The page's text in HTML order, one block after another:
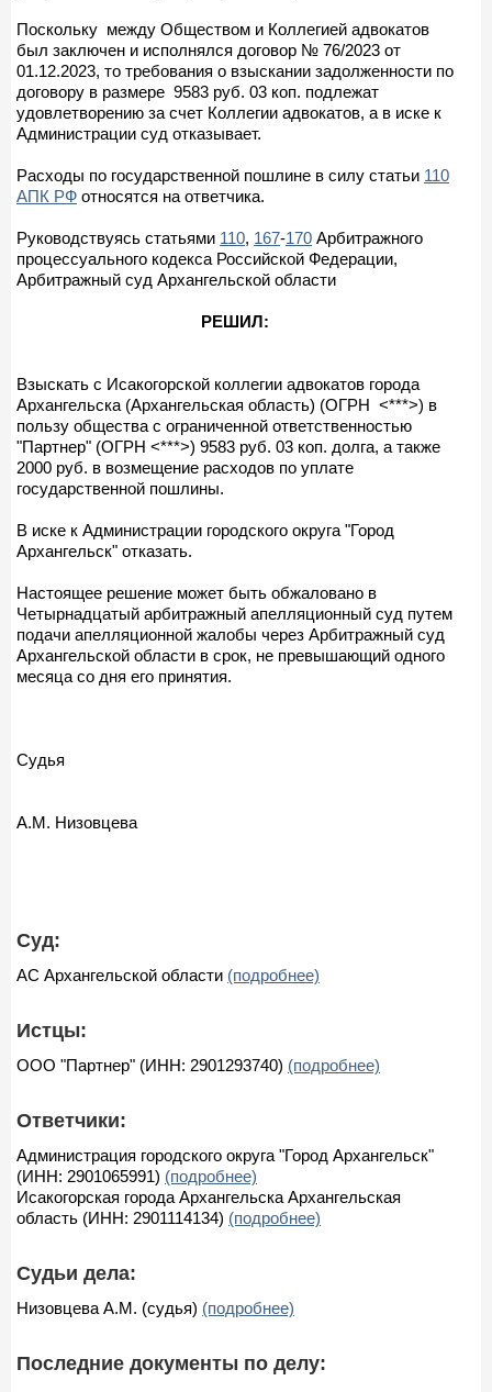
Поскольку между Обществом и Коллегией адвокатов
был заключен и исполнялся договор № 76/2023 от
01.12.2023, то требования о взыскании задолженности по
договору в размере 9583 руб. 03 коп. подлежат
удовлетворению за счет Коллегии адвокатов, а в иске к
Администрации суд отказывает.
Расходы по государственной пошлине в силу статьи 110
АПК РФ относятся на ответчика.
Руководствуясь статьями 110, 167-170 Арбитражного
процессуального кодекса Российской Федерации,
Арбитражный суд Архангельской области
РЕШИЛ:
Взыскать с Исакогорской коллегии адвокатов города
Архангельска (Архангельская область) (ОГРН <***>) в
пользу общества с ограниченной ответственностью
"Партнер" (ОГРН <***>) 9583 руб. 03 коп. долга, а также
2000 руб. в возмещение расходов по уплате
государственной пошлины.
В иске к Администрации городского округа "Город
Архангельск" отказать.
Настоящее решение может быть обжаловано в
Четырнадцатый арбитражный апелляционный суд путем
подачи апелляционной жалобы через Арбитражный суд
Архангельской области в срок, не превышающий одного
месяца со дня его принятия.
Судья
А.М. Низовцева
Суд:
АС Архангельской области (подробнее)
Истцы:
ООО "Партнер" (ИНН: 2901293740) (подробнее)
Ответчики:
Администрация городского округа "Город Архангельск"
(ИНН: 2901065991) (подробнее)
Исакогорская города Архангельска Архангельская
область (ИНН: 2901114134) (подробнее)
Судьи дела:
Низовцева А.М. (судья) (подробнее)
Последние документы по делу: